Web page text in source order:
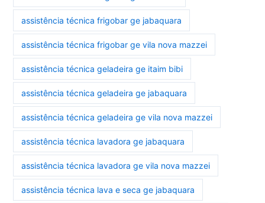
assistência técnica frigobar ge jabaquara
assistência técnica frigobar ge vila nova mazzei
assistência técnica geladeira ge itaim bibi
assistência técnica geladeira ge jabaquara
assistência técnica geladeira ge vila nova mazzei
assistência técnica lavadora ge jabaquara
assistência técnica lavadora ge vila nova mazzei
assistência técnica lava e seca ge jabaquara